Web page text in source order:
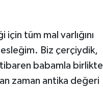
tüm mal varlığını
Biz çerçiydik,
babamla birlikte
zaman antika değeri